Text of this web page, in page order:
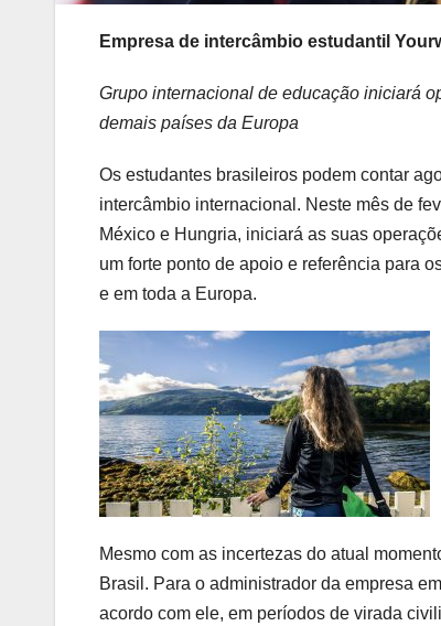
Empresa de intercâmbio estudantil
Grupo internacional de educação iniciará
demais países da Europa
Os estudantes brasileiros podem contar
intercâmbio internacional. Neste mês de
México e Hungria, iniciará as suas
um forte ponto de apoio e referência para
e em toda a Europa.
Mesmo com as incertezas do atual
Brasil. Para o administrador da empresa
acordo com ele, em períodos de virada